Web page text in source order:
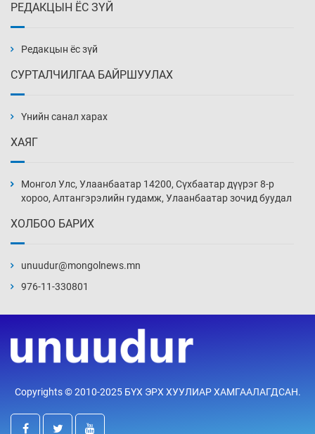
3 цаг 19 мин
хэмжээг шинэчлэн тогтоох нь
4 цаг 19 мин
4 цаг 46 мин
4 цаг 49 мин
горимд шилжүүлэв
5 цаг 19 мин
РЕДАКЦЫН ЁС ЗҮЙ
Редакцын ёс зүй
СУРТАЛЧИЛГАА БАЙРШУУЛАХ
Үнийн санал харах
ХАЯГ
Монгол Улс, Улаанбаатар 14200, Сүхбаатар дүүрэг 8-р
хороо, Алтангэрэлийн гудамж, Улаанбаатар зочид буудал
ХОЛБОО БАРИХ
unuudur@mongolnews.mn
976-11-330801
Copyrights © 2010-2025 БҮХ ЭРХ ХУУЛИАР ХАМГААЛАГДСАН.